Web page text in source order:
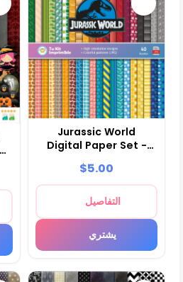
Jurassic World
Digital Paper Set -
and Scrapbooking
$5.00
التفاصيل
يشتري